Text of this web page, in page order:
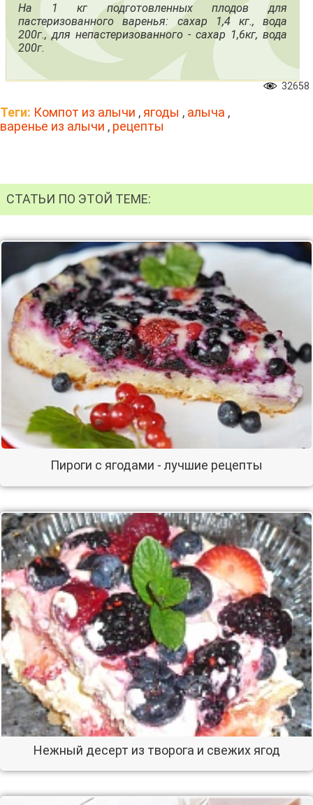
На 1 кг подготовленных плодов для
пастеризованного варенья: сахар 1,4 кг., вода
200г., для непастеризованного - сахар 1,6кг, вода
200г.
32658
Теги: Компот из алычи , ягоды , алыча ,
варенье из алычи , рецепты
СТАТЬИ ПО ЭТОЙ ТЕМЕ:
Пироги с ягодами - лучшие рецепты
Нежный десерт из творога и свежих ягод